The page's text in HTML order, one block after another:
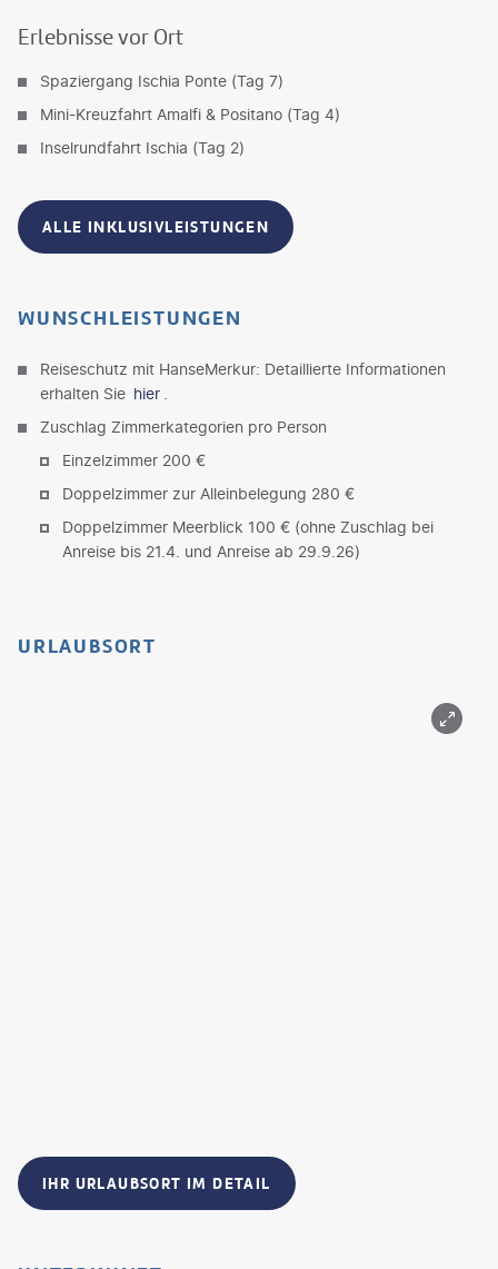
Erlebnisse vor Ort
Spaziergang Ischia Ponte (Tag 7)
Mini-Kreuzfahrt Amalfi & Positano (Tag 4)
Inselrundfahrt Ischia (Tag 2)
ALLE INKLUSIVLEISTUNGEN
WUNSCHLEISTUNGEN
Reiseschutz mit HanseMerkur: Detaillierte Informationen
erhalten Sie hier
Zuschlag Zimmerkategorien pro Person
Einzelzimmer 200 €
Doppelzimmer zur Alleinbelegung 280 €
Doppelzimmer Meerblick 100 € (ohne Zuschlag bei
Anreise bis 21.4. und Anreise ab 29.9.26)
URLAUBSORT
IHR URLAUBSORT IM DETAIL